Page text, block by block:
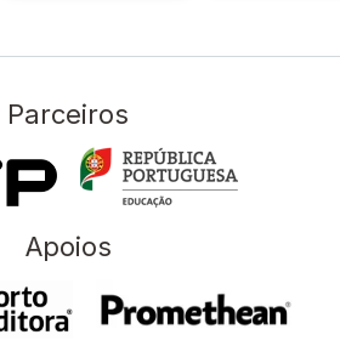
Parceiros
Apoios